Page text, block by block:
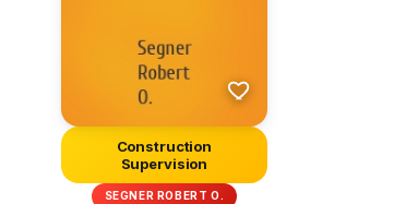
Construction
Supervision
SEGNER ROBERT O.